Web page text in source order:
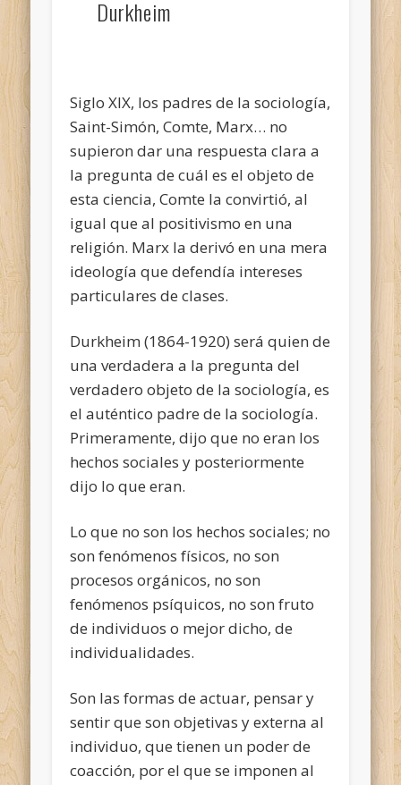
Durkheim
Siglo XIX, los padres de la sociología,
Saint-Simón, Comte, Marx… no
supieron dar una respuesta clara a
la pregunta de cuál es el objeto de
esta ciencia, Comte la convirtió, al
igual que al positivismo en una
religión. Marx la derivó en una mera
ideología que defendía intereses
particulares de clases.
Durkheim (1864-1920) será quien de
una verdadera a la pregunta del
verdadero objeto de la sociología, es
el auténtico padre de la sociología.
Primeramente, dijo que no eran los
hechos sociales y posteriormente
dijo lo que eran.
Lo que no son los hechos sociales; no
son fenómenos físicos, no son
procesos orgánicos, no son
fenómenos psíquicos, no son fruto
de individuos o mejor dicho, de
individualidades.
Son las formas de actuar, pensar y
sentir que son objetivas y externa al
individuo, que tienen un poder de
coacción, por el que se imponen al